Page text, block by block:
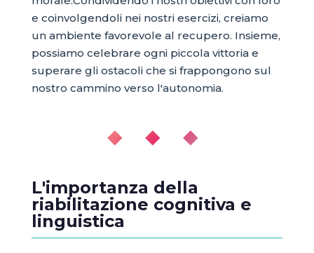
e coinvolgendoli nei nostri esercizi, creiamo
un ambiente favorevole al recupero. Insieme,
possiamo celebrare ogni piccola vittoria e
superare gli ostacoli che si frappongono sul
nostro cammino verso l'autonomia.
◆ ◆ ◆
L'importanza della
riabilitazione cognitiva e
linguistica